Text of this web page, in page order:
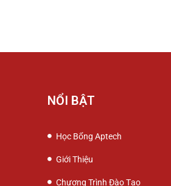
NỔI BẬT
Học Bổng Aptech
Giới Thiệu
Chương Trình Đào Tạo